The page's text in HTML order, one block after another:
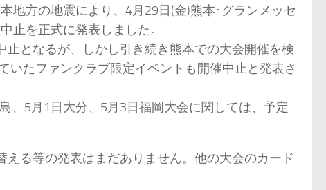
地方の地震により、4月29日(金)熊本･グランメッセ
止を正式に発表しました。
となるが、しかし引き続き熊本での大会開催を検
いたファンクラブ限定イベントも開催中止と発表さ
、5月1日大分、5月3日福岡大会に関しては、予定
る等の発表はまだありません。他の大会のカード